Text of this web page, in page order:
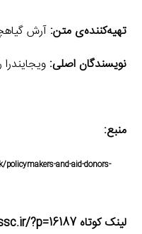
تهیه‌کننده‌ی متن:آرش
نویسندگان اصلی:
منبع:
and-aid-donors-
لینک کوتاه https://iran-bssc.ir/?p=16187